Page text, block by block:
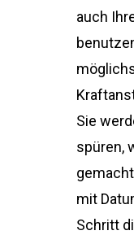
auch
Sie
spüren,
mit
Schritt